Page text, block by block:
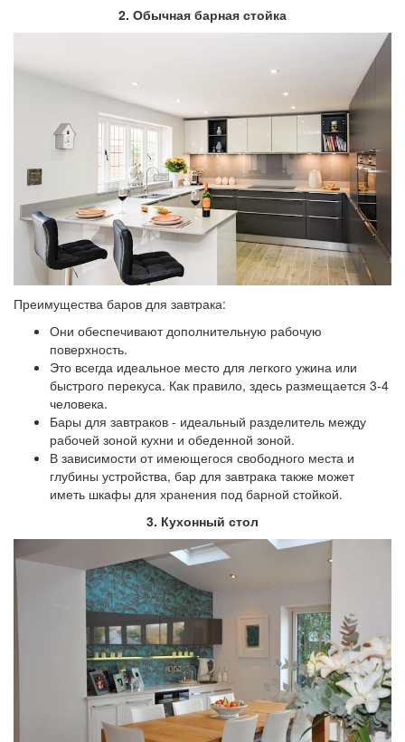
2. Обычная барная стойка
Преимущества баров для завтрака:
Они обеспечивают дополнительную рабочую
поверхность.
Это всегда идеальное место для легкого ужина или
быстрого перекуса. Как правило, здесь размещается 3-4
человека.
Бары для завтраков - идеальный разделитель между
рабочей зоной кухни и обеденной зоной.
В зависимости от имеющегося свободного места и
глубины устройства, бар для завтрака также может
иметь шкафы для хранения под барной стойкой.
3. Кухонный стол